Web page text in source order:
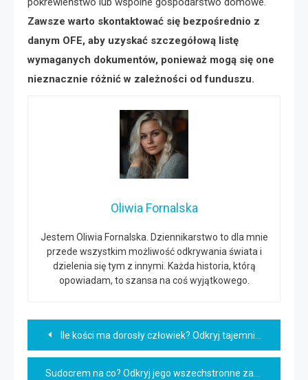
Zawsze warto skontaktować się bezpośrednio z
danym OFE, aby uzyskać szczegółową listę
wymaganych dokumentów, ponieważ mogą się one
nieznacznie różnić w zależności od funduszu.
Oliwia Fornalska
Jestem Oliwia Fornalska. Dziennikarstwo to dla mnie
przede wszystkim możliwość odkrywania świata i
dzielenia się tym z innymi. Każda historia, którą
opowiadam, to szansa na coś wyjątkowego.
Nawigacja
wpisu
Ile kości ma dorosły człowiek? Odkryj tajemnice szkieletu!
Sudocrem na co? Odkryj jego wszechstronne zastosowanie!